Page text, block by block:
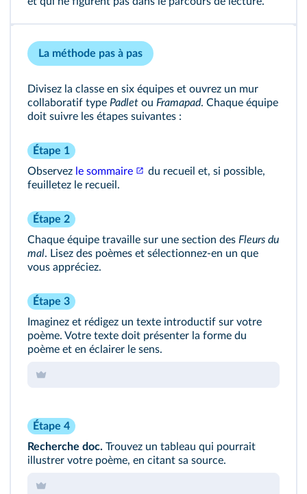
La méthode pas à pas
Divisez la classe en six équipes et ouvrez un mur
collaboratif type Padlet ou Framapad. Chaque équipe
doit suivre les étapes suivantes :
Étape 1
Observez le sommaire
du recueil et, si possible,
feuilletez le recueil.
Étape 2
Chaque équipe travaille sur une section des Fleurs du
mal. Lisez des poèmes et sélectionnez‑en un que
vous appréciez.
Étape 3
Imaginez et rédigez un texte introductif sur votre
poème. Votre texte doit présenter la forme du
poème et en éclairer le sens.
Étape 4
Recherche doc. Trouvez un tableau qui pourrait
illustrer votre poème, en citant sa source.